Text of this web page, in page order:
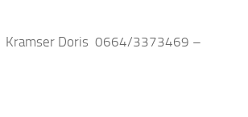
Kramser Doris 0664/3373469 –